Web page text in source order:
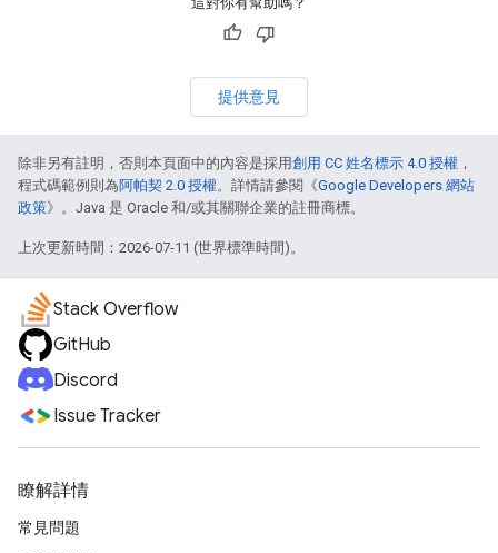
提供意見
除非另有註明，否則本頁面中的內容是採用創用 CC 姓名標示 4.0 授權 ，
程式碼範例則為阿帕契 2.0 授權。詳情請參閱《Google Developers 網站
政策》。Java 是 Oracle 和/或其關聯企業的註冊商標。
上次更新時間：2026-07-11 (世界標準時間)。
Stack Overflow
GitHub
Discord
Issue Tracker
瞭解詳情
常見問題